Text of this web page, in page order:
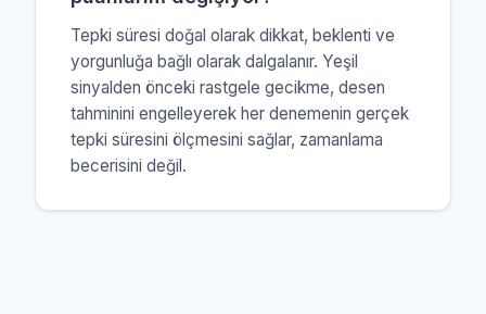
Tepki süresi doğal olarak dikkat, beklenti ve
yorgunluğa bağlı olarak dalgalanır. Yeşil
sinyalden önceki rastgele gecikme, desen
tahminini engelleyerek her denemenin gerçek
tepki süresini ölçmesini sağlar, zamanlama
becerisini değil.